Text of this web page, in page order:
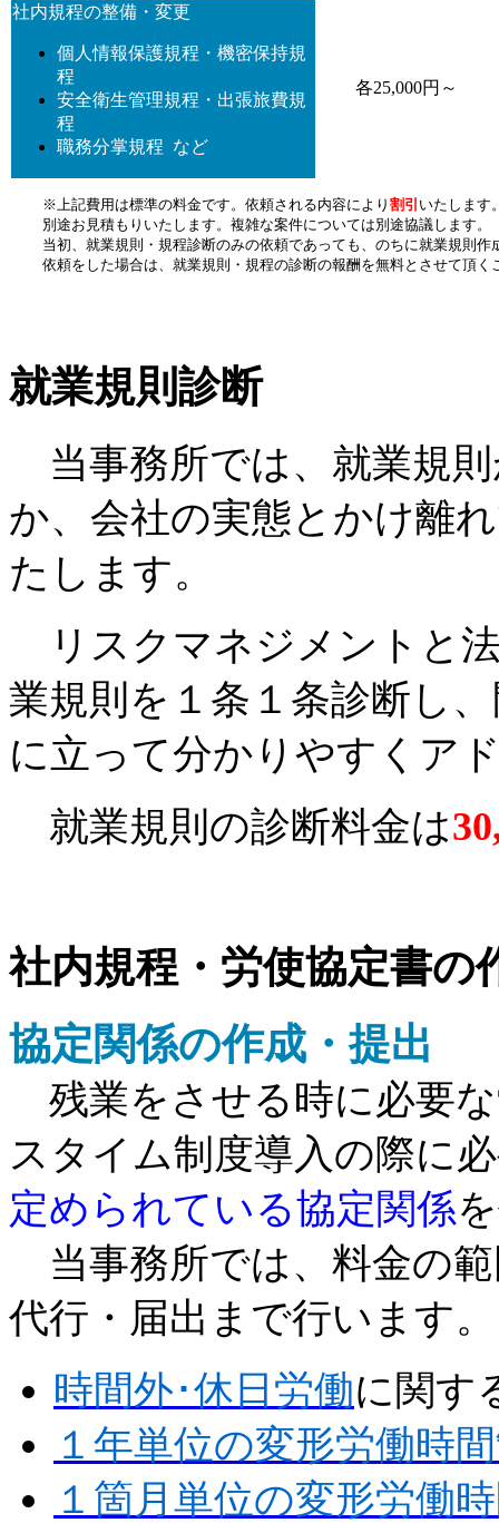
社内規程の整備・変更
個人情報保護規程・機密保持規
程
安全衛生管理規程・出張旅費規
程
職務分掌規程 など
各25,000円～
※上記費用は標準の料金です。依頼される内容により 割引 いたします
別途お見積もりいたします。複雑な案件については別途協議します。
当初、就業規則・規程診断のみの依頼であっても、のちに就業規則作
依頼をした場合は、就業規則・規程の診断の報酬を無料とさせて頂く
就業規則診断
当事務所では、就業規
か、会社の実態とかけ離
たします。
リスクマネジメントと
業規則を１条１条診断し
に立って分かりやすくア
就業規則の診断料金は
社内規程・労使協定書の
協定関係の作成・提出
残業をさせる時に必要
スタイム制度導入の際に
定められている協定関係
当事務所では、料金の
代行・届出まで行います
時間外･休日労働に関す
１年単位の変形労働時
１箇月単位の変形労働